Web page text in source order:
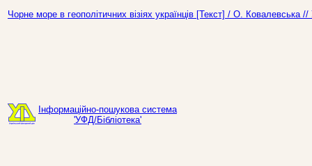
Чорне море в геополітичних візіях українців [Текст] / О.
Інформаційно-пошукова система
'УФД/Бібліотека'